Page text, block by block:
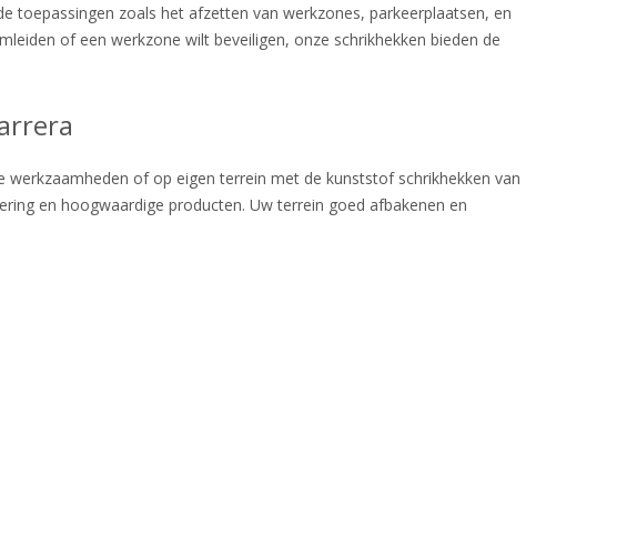
toepassingen zoals het afzetten van werkzones, parkeerplaatsen, en
of een werkzone wilt beveiligen, onze schrikhekken bieden de
of op eigen terrein met de kunststof schrikhekken van
en hoogwaardige producten. Uw terrein goed afbakenen en